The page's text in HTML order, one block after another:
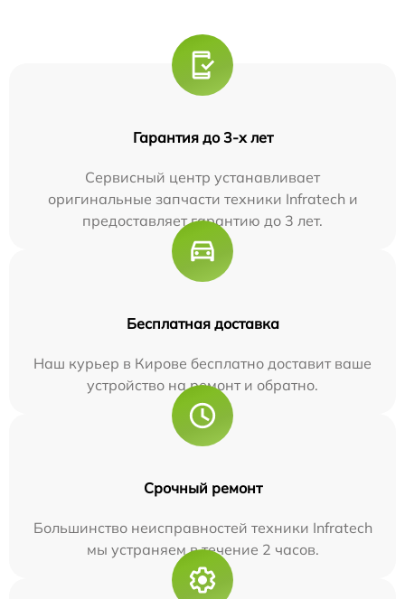
Гарантия до 3-х лет
Сервисный центр устанавливает
оригинальные запчасти техники Infratech и
предоставляет гарантию до 3 лет.
Бесплатная доставка
Наш курьер в Кирове бесплатно доставит ваше
устройство на ремонт и обратно.
Срочный ремонт
Большинство неисправностей техники Infratech
мы устраняем в течение 2 часов.